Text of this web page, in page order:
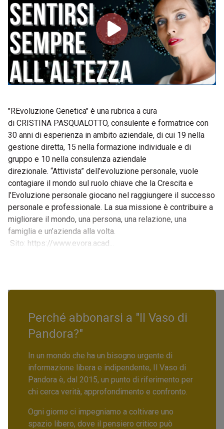
"REvoluzione Genetica" è una rubrica a cura
di CRISTINA PASQUALOTTO, consulente e formatrice con
30 anni di esperienza in ambito aziendale, di cui 19 nella
gestione diretta, 15 nella formazione individuale e di
gruppo e 10 nella consulenza aziendale
direzionale. “Attivista” dell’evoluzione personale, vuole
contagiare il mondo sul ruolo chiave che la Crescita e
l’Evoluzione personale giocano nel raggiungere il successo
personale e professionale. La sua missione è contribuire a
migliorare il mondo, una persona, una relazione, una
famiglia e un’azienda alla volta.
Sito: https://www.evora.acad...
Perché abbonarsi a "Il Vaso di
Pandora?"
In un mondo che ha un bisogno urgente di
informazione libera e indipendente, Il Vaso di
Pandora è, dal 2015, un punto di riferimento per
chi cerca verità, approfondimento e confronto.
Ogni giorno ci impegniamo a coltivare uno
spazio libero, dove il pensiero critico può